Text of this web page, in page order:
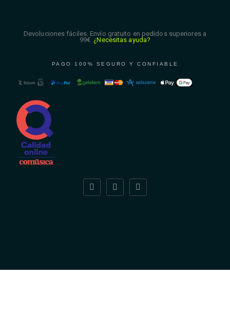
Devoluciones fáciles. Envío gratuito en pedidos superiores a
99€. ¿Necesitas ayuda?
PAGO 100% SEGURO Y CONFIABLE